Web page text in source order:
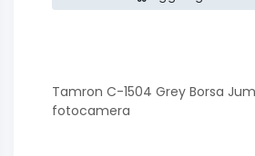
Tamron C-1504 Grey Borsa
fotocamera